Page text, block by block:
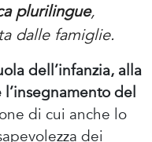
plurilingue,
dalle famiglie.
dell’infanzia, alla
del
di cui anche lo
dei